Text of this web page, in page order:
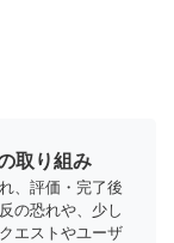
取り組み
、評価・完了後
の恐れや、少し
エストやユーザ